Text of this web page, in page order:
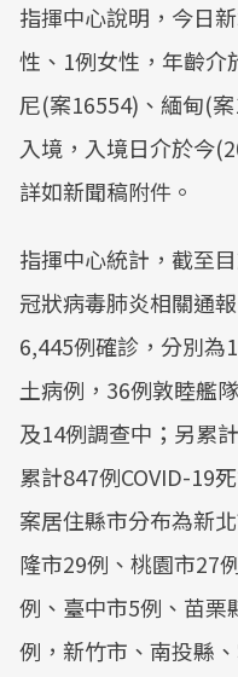
指揮中心說明，今日
性、1例女性，年齡介
尼(案16554)、緬甸(
入境，入境日介於今
詳如新聞稿附件。
指揮中心統計，截至
冠狀病毒肺炎相關通
6,445例確診，分別為
土病例，36例敦睦艦
及14例調查中；另累
累計847例COVID-19
案居住縣市分布為新
隆市29例、桃園市27
例、臺中市5例、苗栗
例，新竹市、南投縣